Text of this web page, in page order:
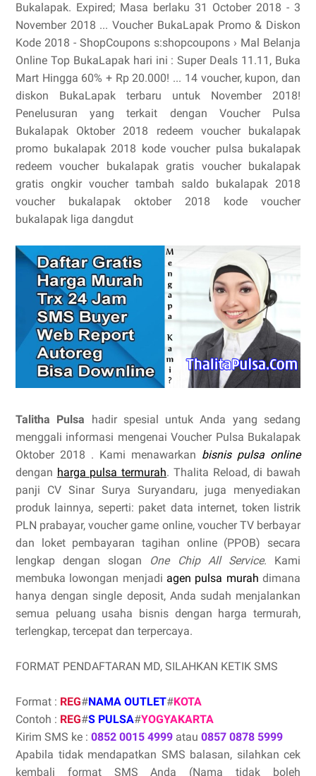
Bukalapak. Expired; Masa berlaku 31 October 2018 - 3
November 2018 ... Voucher BukaLapak Promo & Diskon
Kode 2018 - ShopCoupons s:shopcoupons › Mal Belanja
Online Top BukaLapak hari ini : Super Deals 11.11, Buka
Mart Hingga 60% + Rp 20.000! ... 14 voucher, kupon, dan
diskon BukaLapak terbaru untuk November 2018!
Penelusuran yang terkait dengan Voucher Pulsa
Bukalapak Oktober 2018 redeem voucher bukalapak
promo bukalapak 2018 kode voucher pulsa bukalapak
redeem voucher bukalapak gratis voucher bukalapak
gratis ongkir voucher tambah saldo bukalapak 2018
voucher bukalapak oktober 2018 kode voucher
bukalapak liga dangdut
Talitha Pulsa hadir spesial untuk Anda yang sedang
menggali informasi mengenai Voucher Pulsa Bukalapak
Oktober 2018 . Kami menawarkan bisnis pulsa online
dengan harga pulsa termurah. Thalita Reload, di bawah
panji CV Sinar Surya Suryandaru, juga menyediakan
produk lainnya, seperti: paket data internet, token listrik
PLN prabayar, voucher game online, voucher TV berbayar
dan loket pembayaran tagihan online (PPOB) secara
lengkap dengan slogan One Chip All Service. Kami
membuka lowongan menjadi agen pulsa murah dimana
hanya dengan single deposit, Anda sudah menjalankan
semua peluang usaha bisnis dengan harga termurah,
terlengkap, tercepat dan terpercaya.
FORMAT PENDAFTARAN MD, SILAHKAN KETIK SMS
Format : REG#NAMA OUTLET#KOTA
Contoh : REG#S PULSA#YOGYAKARTA
Kirim SMS ke : 0852 0015 4999 atau 0857 0878 5999
Apabila tidak mendapatkan SMS balasan, silahkan cek
kembali format SMS Anda (Nama tidak boleh